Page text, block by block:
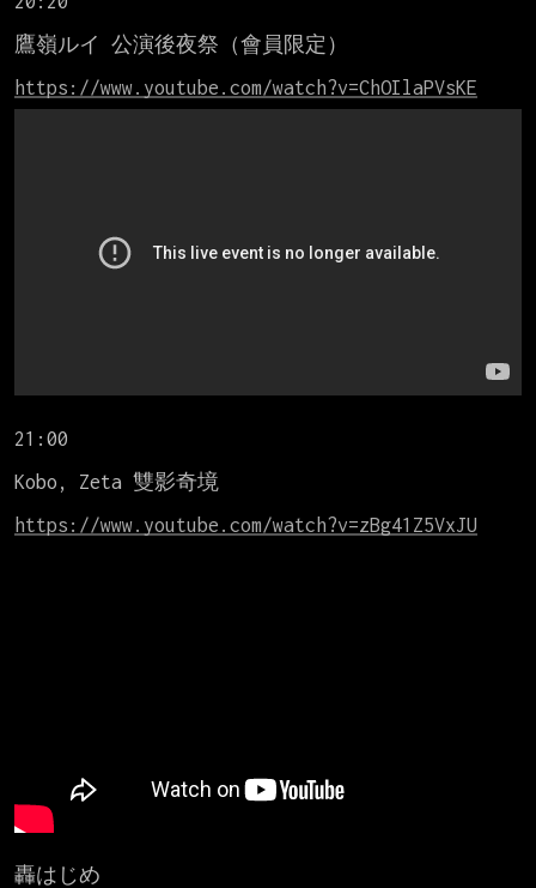
鷹嶺ルイ 公演後夜祭（會員限定）
https://www.youtube.com/watch?v=ChOIlaPVsKE
21:00
Kobo, Zeta 雙影奇境
https://www.youtube.com/watch?v=zBg41Z5VxJU
轟はじめ